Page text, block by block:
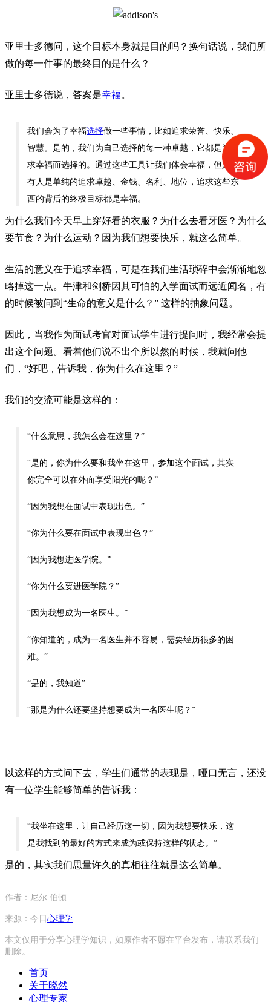
亚里士多德问，这个目标本身就是目的吗？换句话说，我们所
做的每一件事的最终目的是什么？
亚里士多德说，答案是幸福。
我们会为了幸福选择做一些事情，比如追求荣誉、快乐、
智慧。是的，我们为自己选择的每一种卓越，它都是为追
求幸福而选择的。通过这些工具让我们体会幸福，但是没
有人是单纯的追求卓越、金钱、名利、地位，追求这些东
西的背后的终极目标都是幸福。
为什么我们今天早上穿好看的衣服？为什么去看牙医？为什么
要节食？为什么运动？因为我们想要快乐，就这么简单。
生活的意义在于追求幸福，可是在我们生活琐碎中会渐渐地忽
略掉这一点。牛津和剑桥因其可怕的入学面试而远近闻名，有
的时候被问到“生命的意义是什么？” 这样的抽象问题。
因此，当我作为面试考官对面试学生进行提问时，我经常会提
出这个问题。看着他们说不出个所以然的时候，我就问他
们，“好吧，告诉我，你为什么在这里？”
我们的交流可能是这样的：
“什么意思，我怎么会在这里？”
“是的，你为什么要和我坐在这里，参加这个面试，其实
你完全可以在外面享受阳光的呢？”
“因为我想在面试中表现出色。”
“你为什么要在面试中表现出色？”
“因为我想进医学院。”
“你为什么要进医学院？”
“因为我想成为一名医生。”
“你知道的，成为一名医生并不容易，需要经历很多的困
难。”
“是的，我知道”
“那是为什么还要坚持想要成为一名医生呢？”
以这样的方式问下去，学生们通常的表现是，哑口无言，还没
有一位学生能够简单的告诉我：
“我坐在这里，让自己经历这一切，因为我想要快乐，这
是我找到的最好的方式来成为或保持这样的状态。”
是的，其实我们思量许久的真相往往就是这么简单。
作者：尼尔.伯顿
来源：今日 心理学
本文仅用于分享心理学知识，如原作者不愿在平台发布，请联系我们
删除。
首页
关于晓然
心理专家